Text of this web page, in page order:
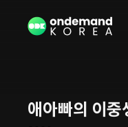
애아빠의 이중